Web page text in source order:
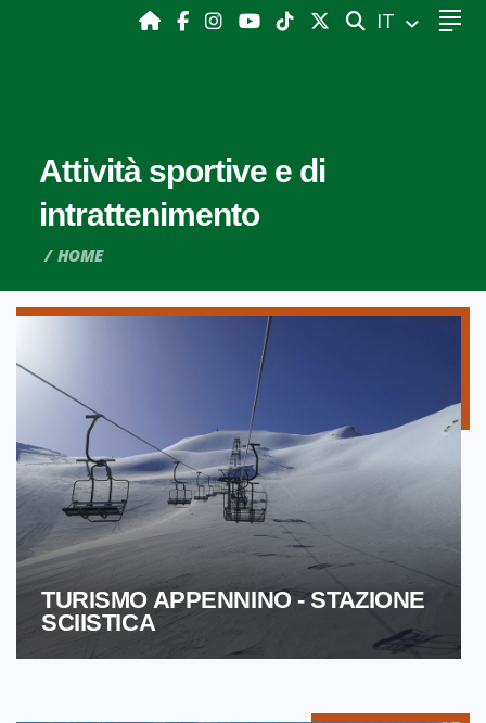
CERCA
IT
Attività sportive e di
intrattenimento
HOME
TURISMO APPENNINO - STAZIONE
SCIISTICA